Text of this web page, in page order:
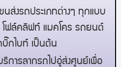
นส่งรถประเภทต่างๆ ทุกแบบ
ฟล์คลิฟท์ แมคโคร รถยนต์
กไบท์ เป็นต้น
ริการลากรถไปอู่ส่งศูนย์เพื่อ